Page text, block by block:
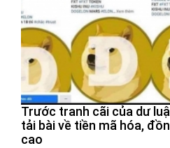
Trước tranh cãi của dư
tải bài về tiền mã hóa,
cao